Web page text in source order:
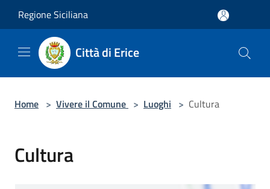
Regione Siciliana
Città di Erice
Home > Vivere il Comune > Luoghi > Cultura
Cultura